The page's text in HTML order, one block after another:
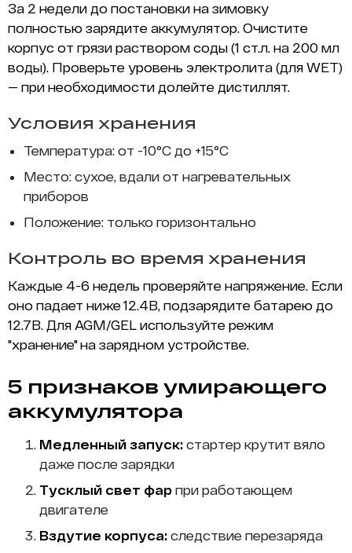
За 2 недели до постановки на зимовку
полностью зарядите аккумулятор. Очистите
корпус от грязи раствором соды (1 ст.л. на 200 мл
воды). Проверьте уровень электролита (для WET)
— при необходимости долейте дистиллят.
Условия хранения
Температура: от -10°C до +15°C
Место: сухое, вдали от нагревательных
приборов
Положение: только горизонтально
Контроль во время хранения
Каждые 4-6 недель проверяйте напряжение. Если
оно падает ниже 12.4В, подзарядите батарею до
12.7В. Для AGM/GEL используйте режим
"хранение" на зарядном устройстве.
5 признаков умирающего
аккумулятора
Медленный запуск: стартер крутит вяло
даже после зарядки
Тусклый свет фар при работающем
двигателе
Вздутие корпуса: следствие перезаряда